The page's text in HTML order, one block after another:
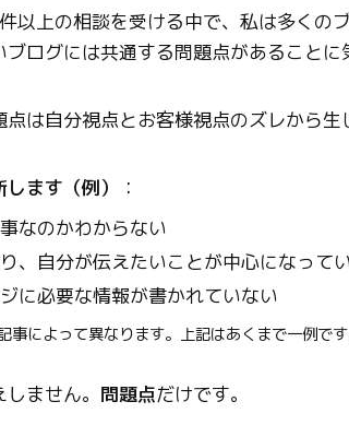
以上の相談を受ける中で、私は多くの
ログには共通する問題点があることに
は自分視点とお客様視点のズレから生
ます（例）
：
なのかわからない
、自分が伝えたいことが中心になって
に必要な情報が書かれていない
によって異なります。上記はあくまで一例です
ません。 問題点だけです。